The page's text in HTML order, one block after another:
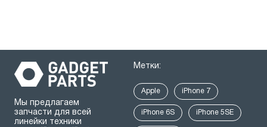
Мы предлагаем
запчасти для всей
линейки техники
Метки:
Apple iPhone 7
iPhone 6S iPhone 5SE